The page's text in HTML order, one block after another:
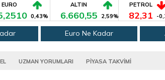
EURO
0,43%
ALTIN
6.660,55 2,59%
PETROL
82,31 -
Euro Ne Kadar
UZMAN YORUMLARI PİYASA TAKVİMİ